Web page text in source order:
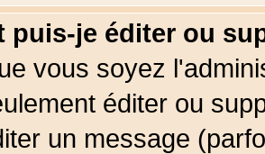
puis-je éditer ou
vous soyez
éditer ou
un message